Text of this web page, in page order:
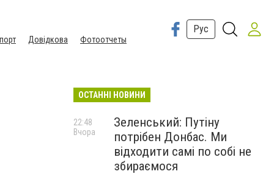
Довідкова Фотоотчеты
Рус
ОСТАННІ НОВИНИ
Зеленський: Путіну
потрібен Донбас. Ми
відходити самі по собі не
збираємося
22:48
Вчора